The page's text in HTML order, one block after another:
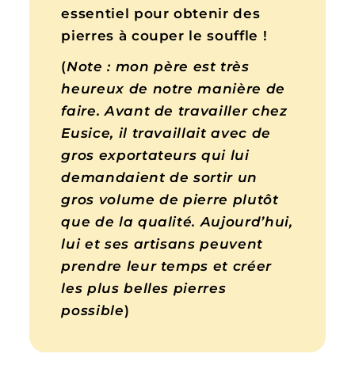
essentiel pour obtenir des
pierres à couper le souffle !
(Note : mon père est très
heureux de notre manière de
faire. Avant de travailler chez
Eusice, il travaillait avec de
gros exportateurs qui lui
demandaient de sortir un
gros volume de pierre plutôt
que de la qualité. Aujourd’hui,
lui et ses artisans peuvent
prendre leur temps et créer
les plus belles pierres
possible)